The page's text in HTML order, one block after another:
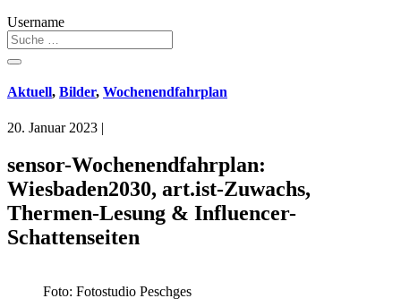
Username
Aktuell, Bilder, Wochenendfahrplan
20. Januar 2023 |
sensor-Wochenendfahrplan:
Wiesbaden2030, art.ist-Zuwachs,
Thermen-Lesung & Influencer-
Schattenseiten
Foto: Fotostudio Peschges